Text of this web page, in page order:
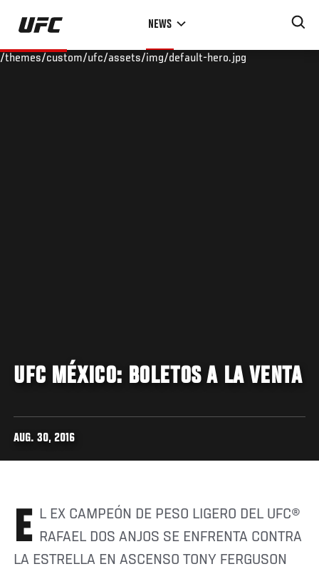
Skip
main
NEWS
/themes/custom/ufc/assets/img/default-hero.jpg
UFC MÉXICO: BOLETOS A LA VENTA
AUG. 30, 2016
EL EX CAMPEÓN DE PESO LIGERO DEL UFC® RAFAEL DOS ANJOS SE ENFRENTA CONTRA
LA ESTRELLA EN ASCENSO TONY FERGUSON